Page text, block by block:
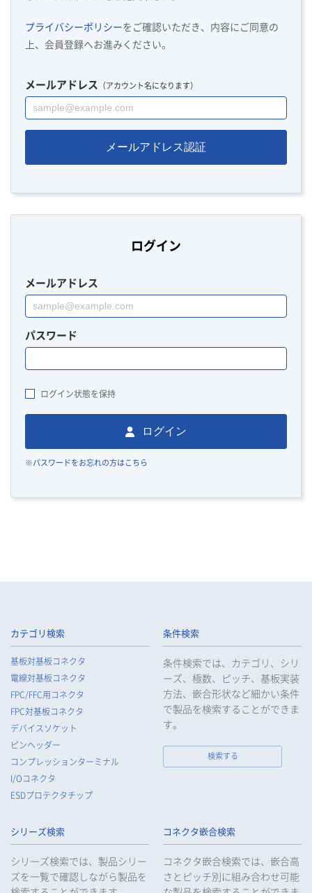
プライバシーポリシーをご確認いただき、内容にご同意の
上、会員登録へお進みください。
メールアドレス （アカウント名になります）
メールアドレス認証
ログイン
メールアドレス
パスワード
ログイン状態を保持
ログイン
※パスワードをお忘れの方はこちら
カテゴリ検索
基板対基板コネクタ
電線対基板コネクタ
FPC/FFC用コネクタ
FPC対基板コネクタ
デバイスソケット
ピンヘッダー
コンプレッションターミナル
I/Oコネクタ
ESDプロテクタチップ
条件検索
条件検索では、カテゴリ、シリ
ーズ、極数、ピッチ、基板実装
方法、嵌合形状など細かい条件
で製品を検索することができま
す。
検索する
シリーズ検索
シリーズ検索では、製品シリー
ズを一覧で確認しながら製品を
コネクタ嵌合検索
コネクタ嵌合検索では、嵌合高
さとピッチ別に組み合わせ可能